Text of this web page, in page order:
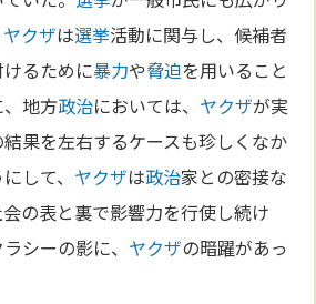
ヤクザは選挙活動に関与し、候補者
るために暴力や脅迫を用いること
地方政治においては、 ヤクザが実
結果を左右するケースも珍しくなか
して、 ヤクザは政治家との密接な
の表と裏で影響力を行使し続け
シーの影に、 ヤクザの暗躍があっ